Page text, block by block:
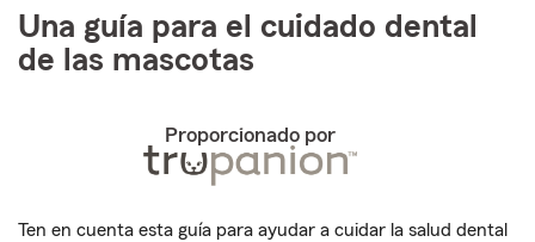
Una guía para el cuidado dental
de las mascotas
Proporcionado por
Ten en cuenta esta guía para ayudar a cuidar la salud dental